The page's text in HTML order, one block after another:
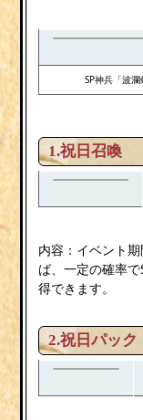
SP神兵「波瀾
1.祝日召喚
内容：イベント
ば、一定の確率
得できます。
2.祝日パック